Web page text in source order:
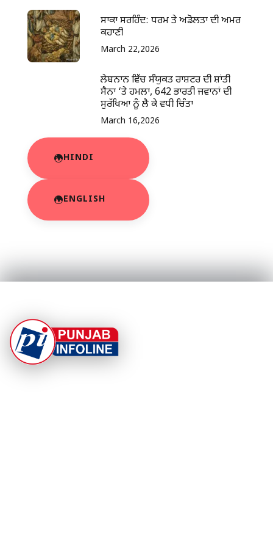
ਸਾਕਾ ਸਰਹਿੰਦ: ਧਰਮ ਤੇ ਅਡੋਲਤਾ ਦੀ ਅਮਰ
ਕਹਾਣੀ
March 22,2026
ਲੇਬਨਾਨ ਵਿੱਚ ਸੰਯੁਕਤ ਰਾਸ਼ਟਰ ਦੀ ਸ਼ਾਂਤੀ
ਸੈਨਾ ‘ਤੇ ਹਮਲਾ, 642 ਭਾਰਤੀ ਜਵਾਨਾਂ ਦੀ
ਸੁਰੱਖਿਆ ਨੂੰ ਲੈ ਕੇ ਵਧੀ ਚਿੰਤਾ
March 16,2026
HINDI
ENGLISH